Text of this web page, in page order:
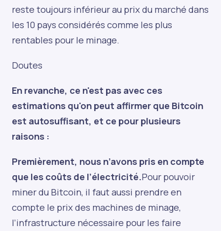
reste toujours inférieur au prix du marché dans
les 10 pays considérés comme les plus
rentables pour le minage.
Doutes
En revanche, ce n'est pas avec ces
estimations qu'on peut affirmer que Bitcoin
est autosuffisant, et ce pour plusieurs
raisons :
Premièrement, nous n’avons pris en compte
que les coûts de l’électricité.Pour pouvoir
miner du Bitcoin, il faut aussi prendre en
compte le prix des machines de minage,
l’infrastructure nécessaire pour les faire